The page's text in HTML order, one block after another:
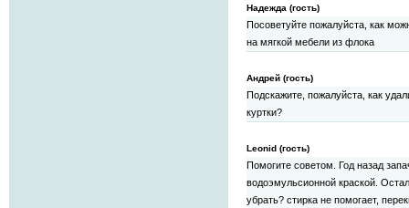
Надежда (гость)
Посоветуйте пожалуйста, как
на мягкой мебели из флока
Андрей (гость)
Подскажите, пожалуйста, как
куртки?
Leonid (гость)
Помогите советом. Год назад
водоэмульсионной краской.
убрать? стирка не помогает,